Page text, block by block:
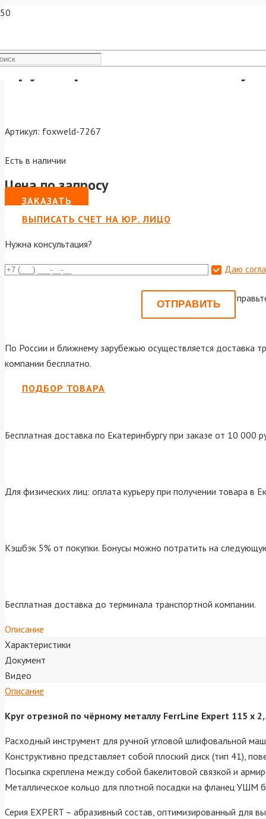
Круг отрезной по
Артикул: foxweld-7267
Есть в наличии
Цена по запросу
ЗАКАЗАТЬ
ВЫПИСАТЬ СЧЕТ НА ЮР. ЛИЦО
Нужна консультация?
Даю
Или
По России и ближнему зарубежью осуществляется доставка
компании бесплатно.
ПОДБОР ТОВАРА
Бесплатная доставка по Екатеринбургу при заказе от 10 000
Для физических лиц: оплата курьеру при получении товара в
Кэшбэк 5% от покупки. Бонусы можно потратить на
Бесплатная доставка до терминала транспортной компании.
Описание
Характеристики
Документ
Видео
Описание
Круг отрезной по чёрному металлу FerrLine Expert 115 х
Расходный инструмент для ручной угловой шлифовальной
Конструктивно представляет собой плоский диск (тип 41),
Посыпка скреплена между собой бакелитовой связкой и
Металлическое кольцо для плотной посадки на фланец УШМ
Серия EXPERT – абразивный состав, оптимизированный для